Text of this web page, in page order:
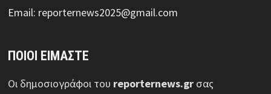
Email: reporternews2025@gmail.com
ΠΟΙΟΙ ΕΙΜΑΣΤΕ
Οι δημοσιογράφοι του reporternews.gr σας